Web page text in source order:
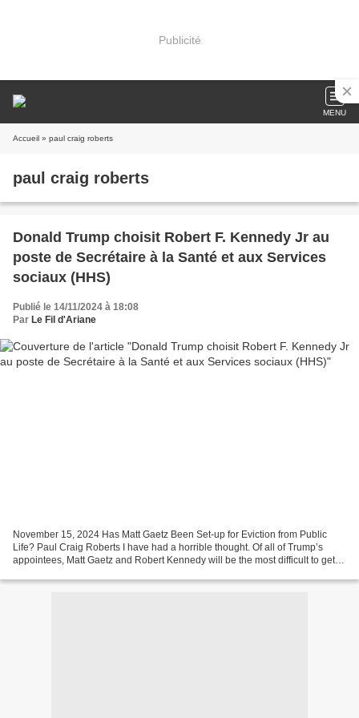
Publicité
MENU
Accueil » paul craig roberts
paul craig roberts
Donald Trump choisit Robert F. Kennedy Jr au
poste de Secrétaire à la Santé et aux Services
sociaux (HHS)
Publié le 14/11/2024 à 18:08
Par Le Fil d'Ariane
November 15, 2024 Has Matt Gaetz Been Set-up for Eviction from Public
Life? Paul Craig Roberts I have had a horrible thought. Of all of Trump’s
appointees, Matt Gaetz and Robert Kennedy will be the most difficult to get